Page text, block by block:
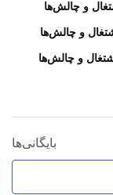
و چالش‌ها
و چالش‌ها
و چالش‌ها
بایگانی‌ها